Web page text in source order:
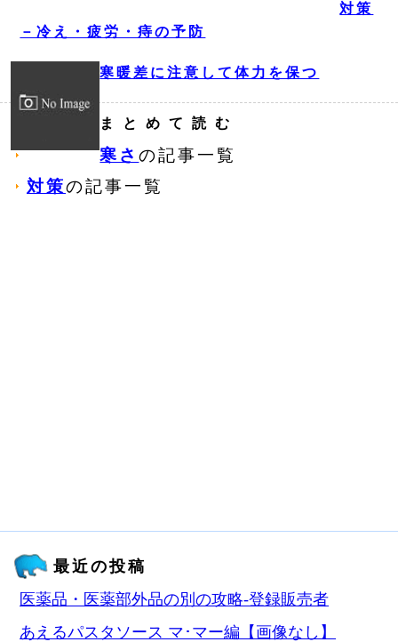
対策
－冷え・疲労・痔の予防
寒暖差に注意して体力を保つ
まとめて読む
寒さの記事一覧
対策の記事一覧
最近の投稿
医薬品・医薬部外品の別の攻略‐登録販売者
あえるパスタソース マ･マー編【画像なし】